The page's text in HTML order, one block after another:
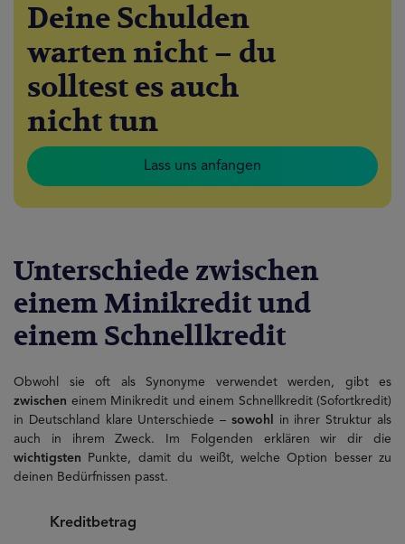
Deine Schulden
warten nicht – du
solltest es auch
nicht tun
Lass uns anfangen
Unterschiede zwischen
einem Minikredit und
einem Schnellkredit
Obwohl sie oft als Synonyme verwendet werden, gibt es
zwischen einem Minikredit und einem Schnellkredit (Sofortkredit)
in Deutschland klare Unterschiede – sowohl
in ihrer Struktur als
auch in ihrem Zweck. Im Folgenden erklären wir dir die
wichtigsten
Punkte, damit du weißt, welche Option besser zu
deinen Bedürfnissen passt.
Kreditbetrag